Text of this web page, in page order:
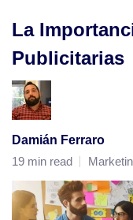
La
Publicitarias
Damián Ferraro
19 min read